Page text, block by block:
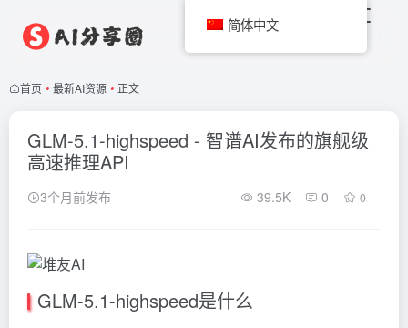
首页 • 最新AI资源 • 正文
GLM-5.1-highspeed - 智谱AI发布的旗舰级
高速推理API
3个月前发布 39.5K 0 0
GLM-5.1-highspeed是什么
简体中文